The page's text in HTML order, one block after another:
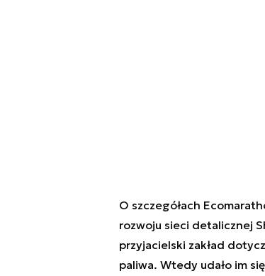
O szczegółach
rozwoju sieci detalicznej
przyjacielski zakład
paliwa. Wtedy udało im